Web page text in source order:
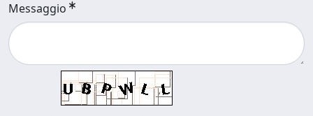
Messaggio